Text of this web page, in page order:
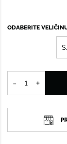
ODABERITE